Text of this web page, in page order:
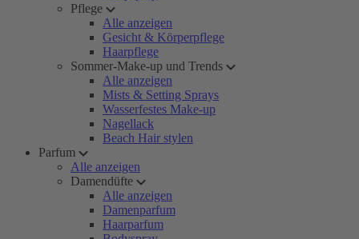
Pflege
Alle anzeigen
Gesicht & Körperpflege
Haarpflege
Sommer-Make-up und Trends
Alle anzeigen
Mists & Setting Sprays
Wasserfestes Make-up
Nagellack
Beach Hair stylen
Parfum
Alle anzeigen
Damendüfte
Alle anzeigen
Damenparfum
Haarparfum